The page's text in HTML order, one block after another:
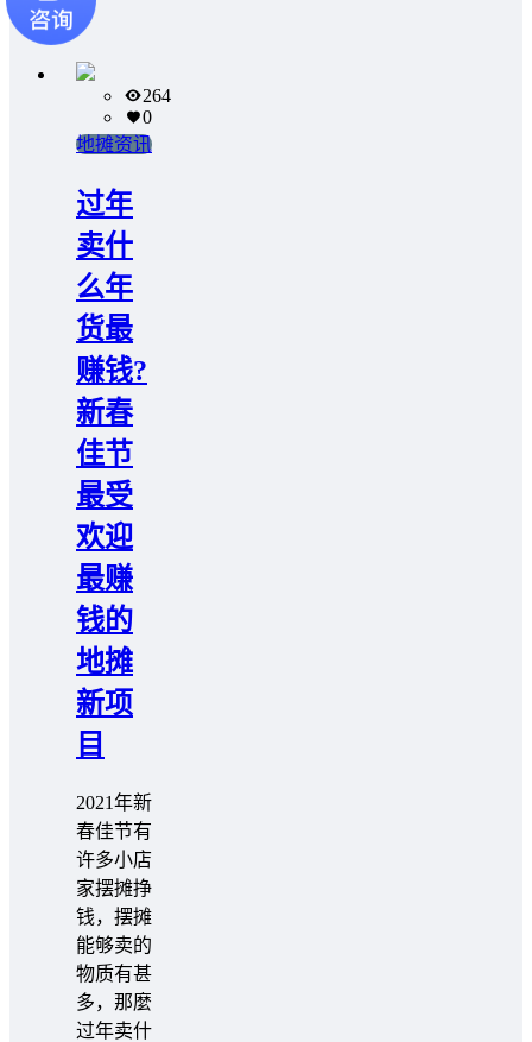
264
0
地摊资讯
过年
卖什
么年
货最
赚钱?
新春
佳节
最受
欢迎
最赚
钱的
地摊
新项
目
2021年新
春佳节有
许多小店
家摆摊挣
钱，摆摊
能够卖的
物质有甚
多，那麼
过年卖什